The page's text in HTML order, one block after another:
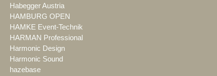
Habegger Austria
HAMBURG OPEN
HAMKE Event-Technik
HARMAN Professional
Harmonic Design
Harmonic Sound
hazebase